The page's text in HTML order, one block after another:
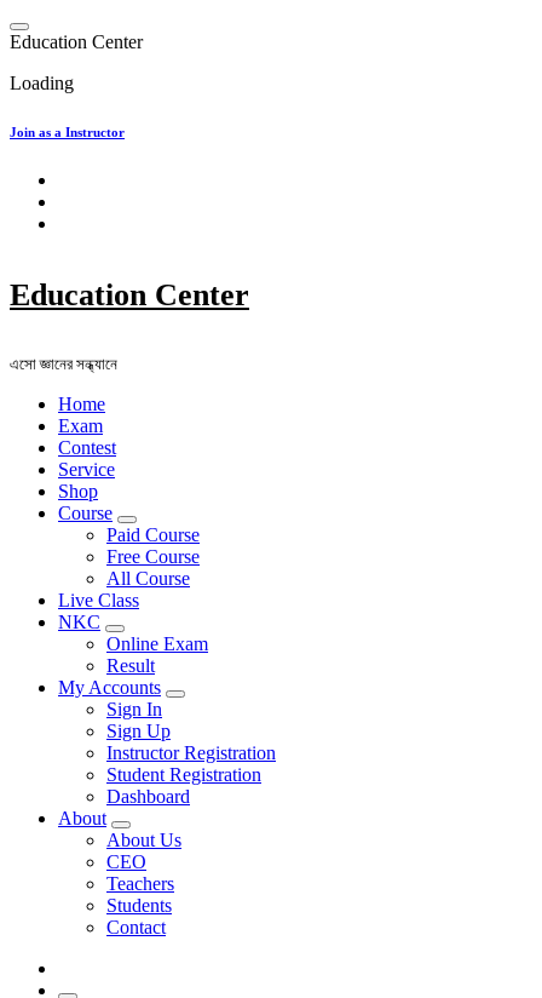
Skip
to
Education Center
Loading
Join as a Instructor
Education Center
এসো জ্ঞানের সন্ধ্যানে
Home
Exam
Contest
Service
Shop
Course
Paid Course
Free Course
All Course
Live Class
NKC
Online Exam
Result
My Accounts
Sign In
Sign Up
Instructor Registration
Student Registration
Dashboard
About
About Us
CEO
Teachers
Students
Contact